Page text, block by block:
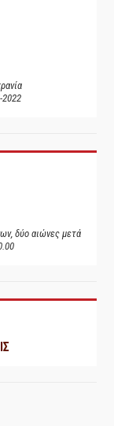
2022
δύο αιώνες μετά